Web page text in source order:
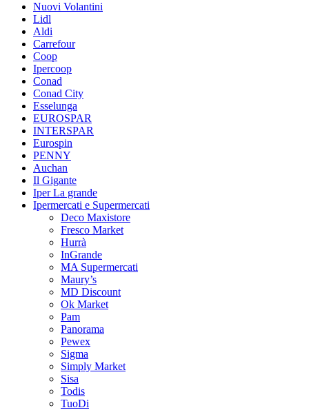
Tutti Volantini
Consulta subito i volantini
Nuovi Volantini
Lidl
Aldi
Carrefour
Coop
Ipercoop
Conad
Conad City
Esselunga
EUROSPAR
INTERSPAR
Eurospin
PENNY
Auchan
Il Gigante
Iper La grande
Ipermercati e Supermercati
Deco Maxistore
Fresco Market
Hurrà
InGrande
MA Supermercati
Maury’s
MD Discount
Ok Market
Pam
Panorama
Pewex
Sigma
Simply Market
Sisa
Todis
TuoDi